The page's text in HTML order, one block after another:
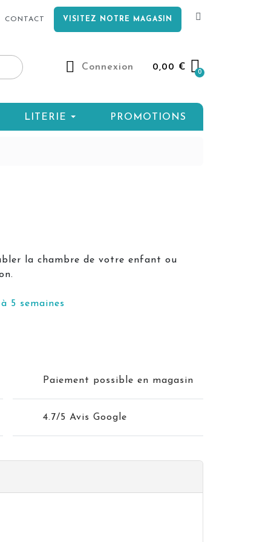
CONTACT VISITEZ NOTRE MAGASIN
Connexion 0,00 €
LITERIE PROMOTIONS
la chambre de votre enfant ou
5 semaines
Paiement possible en magasin
4.7/5 Avis Google